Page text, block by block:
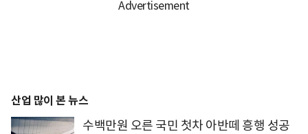
산업 많이 본 뉴스
수백만원 오른 국민 첫차 아반떼 흥행 성공